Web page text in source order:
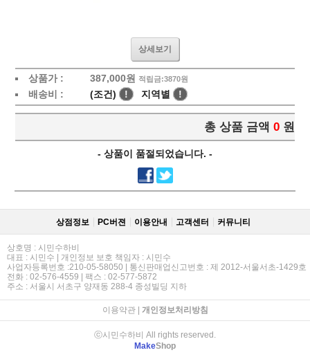
상세보기
상품가 : 387,000원 적립금:3870원
배송비 : (조건) ! 지역별 !
총 상품 금액 0 원
- 상품이 품절되었습니다. -
상점정보 PC버젼 이용안내 고객센터 커뮤니티
상호명 : 시민수하비
대표 : 시민수 | 개인정보 보호 책임자 : 시민수
사업자등록번호 :210-05-58050 | 통신판매업신고번호 : 제 2012-서울서초-1429호
전화 : 02-576-4559 | 팩스 : 02-577-5872
주소 : 서울시 서초구 양재동 288-4 종성빌딩 지하
이용약관| 개인정보처리방침
ⓒ시민수하비 All rights reserved.
MakeShop